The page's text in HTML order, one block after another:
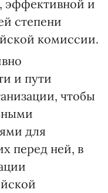
эффективной и
степени
комиссии.
и пути
чтобы
для
перед ней, в